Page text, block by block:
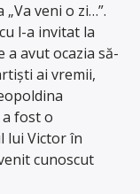
veni o zi…”.
l-a invitat la
avut ocazia să-
ai vremii,
fost o
lui Victor în
cunoscut